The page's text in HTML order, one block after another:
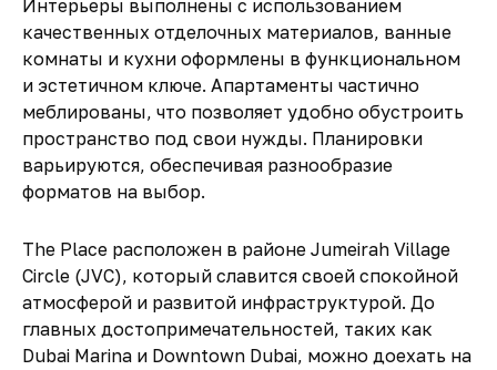
Интерьеры выполнены с использованием
качественных отделочных материалов, ванные
комнаты и кухни оформлены в функциональном
и эстетичном ключе. Апартаменты частично
меблированы, что позволяет удобно обустроить
пространство под свои нужды. Планировки
варьируются, обеспечивая разнообразие
форматов на выбор.
The Place расположен в районе Jumeirah Village
Circle (JVC), который славится своей спокойной
атмосферой и развитой инфраструктурой. До
главных достопримечательностей, таких как
Dubai Marina и Downtown Dubai, можно доехать на